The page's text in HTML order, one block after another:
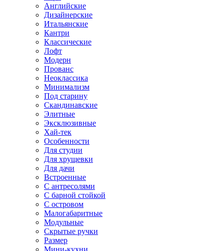
Английские
Дизайнерские
Итальянские
Кантри
Классические
Лофт
Модерн
Прованс
Неоклассика
Минимализм
Под старину
Скандинавские
Элитные
Эксклюзивные
Хай-тек
Особенности
Для студии
Для хрущевки
Для дачи
Встроенные
С антресолями
С барной стойкой
С островом
Малогабаритные
Модульные
Скрытые ручки
Размер
Мини-кухни